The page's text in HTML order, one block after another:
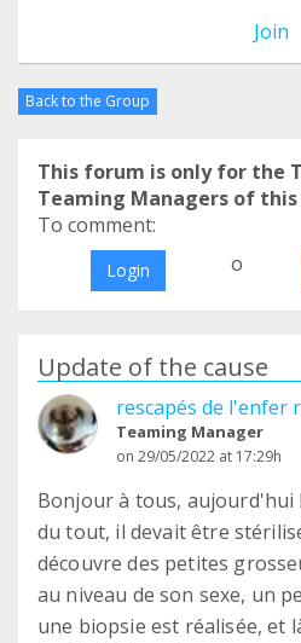
Join
Back to the Group
This forum is only for the
Teaming Managers of this
To comment:
Login o
Update of the cause
rescapés de l'enfer
Teaming Manager
on 29/05/2022 at 17:29h
Bonjour à tous, aujourd'hui
du tout, il devait être
découvre des petites
au niveau de son sexe, un
une biopsie est réalisée, et